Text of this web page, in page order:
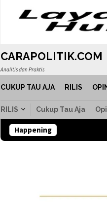
CARAPOLITIK.COM
Analitis dan Praktis
CUKUP TAU AJA RILIS
RILIS Cukup Tau Aja
Happening